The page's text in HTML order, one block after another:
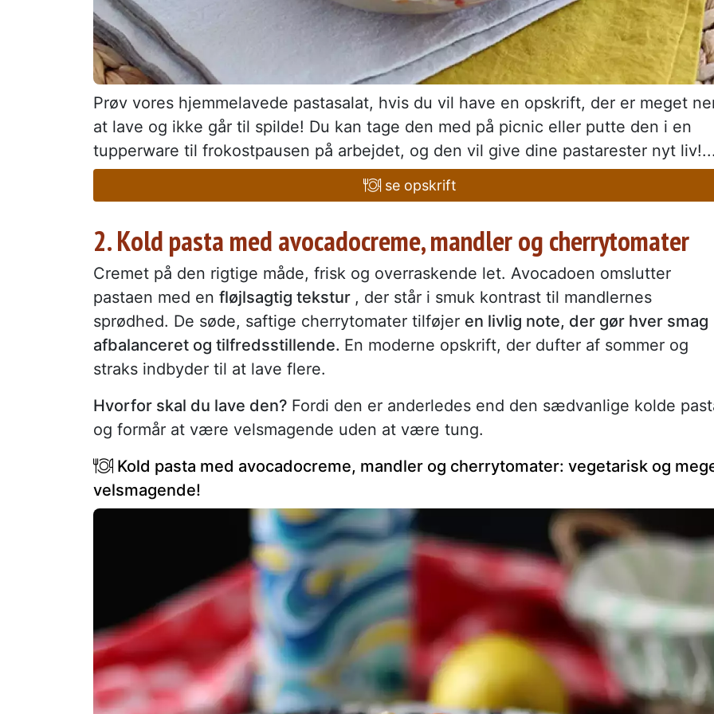
Prøv vores hjemmelavede pastasalat, hvis du vil have en opskrift, der er meget
at lave og ikke går til spilde! Du kan tage den med på picnic eller putte den i en
tupperware til frokostpausen på arbejdet, og den vil give dine pastarester nyt
se opskrift
2. Kold pasta med avocadocreme, mandler og cherrytomater
Cremet på den rigtige måde, frisk og overraskende let. Avocadoen omslutter
pastaen med en fløjlsagtig tekstur , der står i smuk kontrast til mandlernes
sprødhed. De søde, saftige cherrytomater tilføjer en livlig note, der gør hver smag
afbalanceret og tilfredsstillende. En moderne opskrift, der dufter af sommer og
straks indbyder til at lave flere.
Hvorfor skal du lave den? Fordi den er anderledes end den sædvanlige kolde
og formår at være velsmagende uden at være tung.
Kold pasta med avocadocreme, mandler og cherrytomater: vegetarisk og
velsmagende!